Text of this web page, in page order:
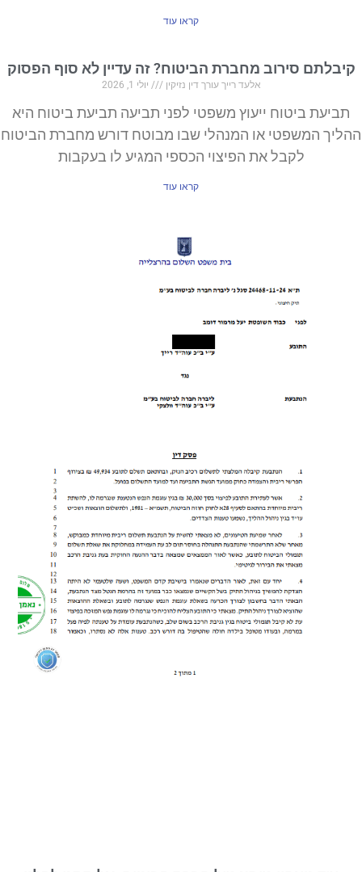
קראו עוד
קיבלתם סירוב מחברת הביטוח? זה עדיין לא סוף הפסוק
אלעד רייך עורך דין נזיקין יולי 1, 2026
תביעת ביטוח ייעוץ משפטי לפני תביעה תביעת ביטוח היא
ההליך המשפטי או המנהלי שבו מבוטח דורש מחברת הביטוח
לקבל את הפיצוי הכספי המגיע לו בעקבות
קראו עוד